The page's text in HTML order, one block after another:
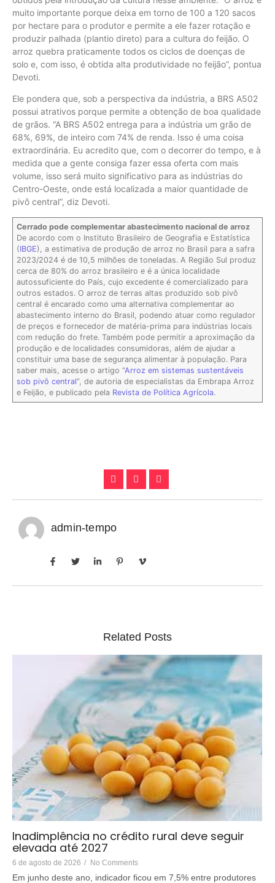
muito importante porque deixa em torno de 100 a 120 sacos
por hectare para o produtor e permite a ele fazer rotação e
produzir palhada (plantio direto) para a cultura do feijão. O
arroz quebra praticamente todos os ciclos de doenças de
solo e, com isso, é obtida alta produtividade no feijão”, pontua
Devoti.
Ele pondera que, sob a perspectiva da indústria, a BRS A502
possui atrativos porque permite a obtenção de boa qualidade
de grãos. “A BRS A502 entrega para a indústria um grão de
68%, 69%, de inteiro com 74% de renda. Isso é uma coisa
extraordinária. Eu acredito que, com o decorrer do tempo, e à
medida que a gente consiga fazer essa oferta com mais
volume, isso será muito significativo para as indústrias do
Centro-Oeste, onde está localizada a maior quantidade de
pivô central”, diz Devoti.
Cerrado pode complementar abastecimento nacional de arroz
De acordo com o Instituto Brasileiro de Geografia e Estatística
(IBGE), a estimativa de produção de arroz no Brasil para a safra
2023/2024 é de 10,5 milhões de toneladas. A Região Sul produz
cerca de 80% do arroz brasileiro e é a única localidade
autossuficiente do País, cujo excedente é comercializado para
outros estados. O arroz de terras altas produzido sob pivô
central é encarado como uma alternativa complementar ao
abastecimento interno do Brasil, podendo atuar como regulador
de preços e fornecedor de matéria-prima para indústrias locais
com redução do frete. Também pode permitir a aproximação da
produção e de localidades consumidoras, além de ajudar a
constituir uma base de segurança alimentar à população. Para
saber mais, acesse o artigo “Arroz em sistemas sustentáveis
sob pivô central”, de autoria de especialistas da Embrapa Arroz
e Feijão, e publicado pela Revista de Política Agrícola.
admin-tempo
Related Posts
Inadimplência no crédito rural deve seguir
elevada até 2027
6 de agosto de 2026 / No Comments
Em junho deste ano, indicador ficou em 7,5% entre produtores